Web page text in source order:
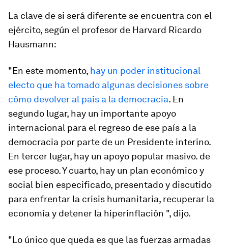
La clave de si será diferente se encuentra con el
ejército, según el profesor de Harvard Ricardo
Hausmann:
"En este momento, hay un poder institucional
electo que ha tomado algunas decisiones sobre
cómo devolver al país a la democracia. En
segundo lugar, hay un importante apoyo
internacional para el regreso de ese país a la
democracia por parte de un Presidente interino.
En tercer lugar, hay un apoyo popular masivo. de
ese proceso. Y cuarto, hay un plan económico y
social bien especificado, presentado y discutido
para enfrentar la crisis humanitaria, recuperar la
economía y detener la hiperinflación ", dijo.
"Lo único que queda es que las fuerzas armadas